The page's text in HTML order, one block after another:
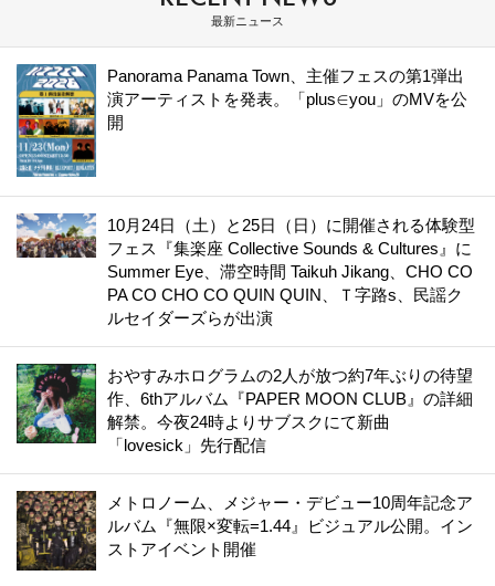
最新ニュース
Panorama Panama Town、主催フェスの第1弾出
演アーティストを発表。「plus∈you」のMVを公
開
10月24日（土）と25日（日）に開催される体験型
フェス『集楽座 Collective Sounds & Cultures』に
Summer Eye、滞空時間 Taikuh Jikang、CHO CO
PA CO CHO CO QUIN QUIN、Ｔ字路s、民謡ク
ルセイダーズらが出演
おやすみホログラムの2人が放つ約7年ぶりの待望
作、6thアルバム『PAPER MOON CLUB』の詳細
解禁。今夜24時よりサブスクにて新曲
「lovesick」先行配信
メトロノーム、メジャー・デビュー10周年記念ア
ルバム『無限×変転=1.44』ビジュアル公開。イン
ストアイベント開催